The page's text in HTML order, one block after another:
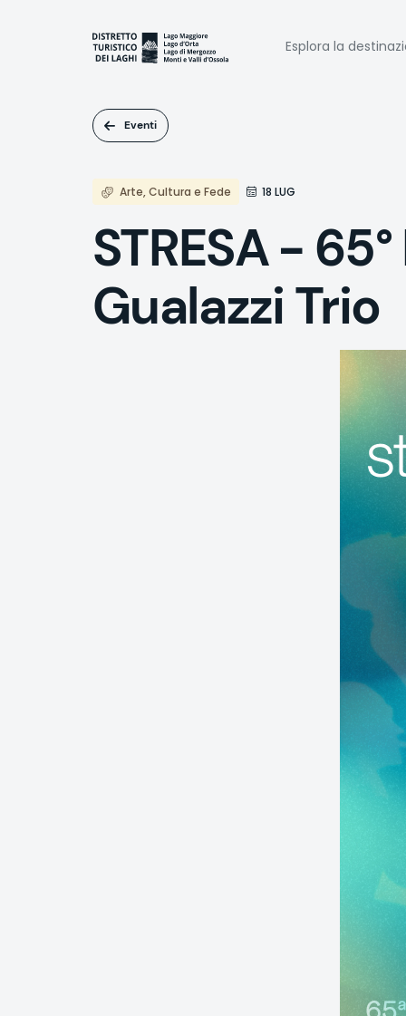
Esplora la
Eventi
Arte, Cultura e Fede 18 LUG
STRESA -
Gualazzi Trio